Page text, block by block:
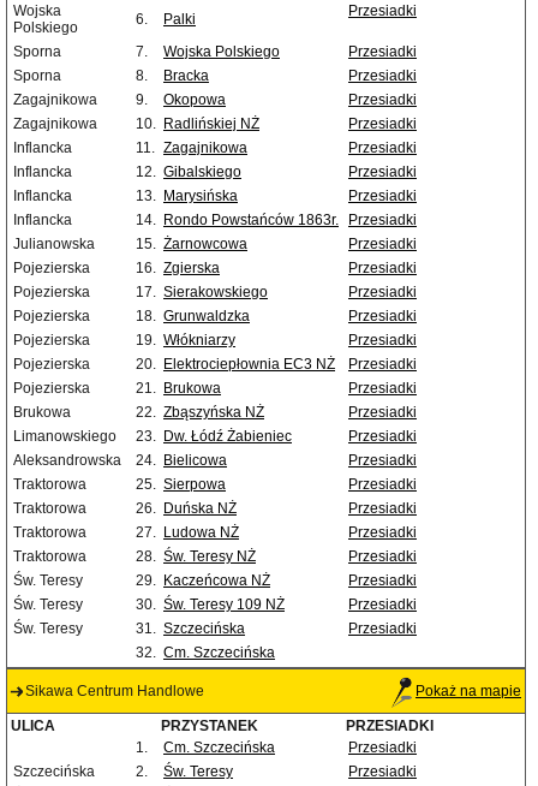
Wojska
Polskiego
6. Palki Przesiadki
Sporna 7. Wojska Polskiego
Przesiadki
Sporna
8. Bracka
Przesiadki
Zagajnikowa
9. Okopowa
Przesiadki
Zagajnikowa
10. Radlińskiej NŻ
Przesiadki
Inflancka
11. Zagajnikowa
Przesiadki
Inflancka
12. Gibalskiego
Przesiadki
Inflancka
13. Marysińska
Przesiadki
Inflancka
14. Rondo Powstańców 1863r.
Przesiadki
Julianowska
15. Żarnowcowa
Przesiadki
Pojezierska
16. Zgierska
Przesiadki
Pojezierska
17. Sierakowskiego
Przesiadki
Pojezierska
18. Grunwaldzka
Przesiadki
Pojezierska
19. Włókniarzy
Przesiadki
Pojezierska
20. Elektrociepłownia EC3 NŻ
Przesiadki
Pojezierska
21. Brukowa
Przesiadki
Brukowa
22. Zbąszyńska NŻ
Przesiadki
Limanowskiego
23. Dw. Łódź Żabieniec
Przesiadki
Aleksandrowska
24. Bielicowa
Przesiadki
Traktorowa
25. Sierpowa
Przesiadki
Traktorowa
26. Duńska NŻ
Przesiadki
Traktorowa
27. Ludowa NŻ
Przesiadki
Traktorowa
28. Św. Teresy NŻ
Przesiadki
Św. Teresy
29. Kaczeńcowa NŻ
Przesiadki
Św. Teresy
30. Św. Teresy 109 NŻ
Przesiadki
Św. Teresy
31. Szczecińska
Przesiadki
32. Cm. Szczecińska
Sikawa Centrum Handlowe Pokaż na mapie
ULICA PRZYSTANEK
PRZESIADKI
1.
Cm. Szczecińska
Przesiadki
Szczecińska
2. Św. Teresy
Przesiadki